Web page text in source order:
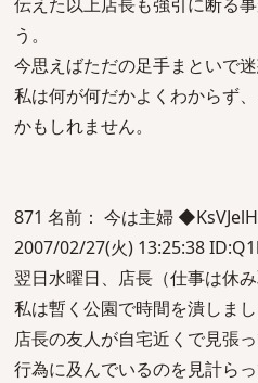
う。
今思えばただの足手まといで迷
私は何が何だかよくわからず
かもしれません。
871 名前： 今は主婦
2007/02/27(火) 13:25:38
翌日水曜日、店長（仕事は休
私は暫く公園で時間を潰しまし
店長の友人が自宅近くで見張
行為に及んでいるのを見計らっ